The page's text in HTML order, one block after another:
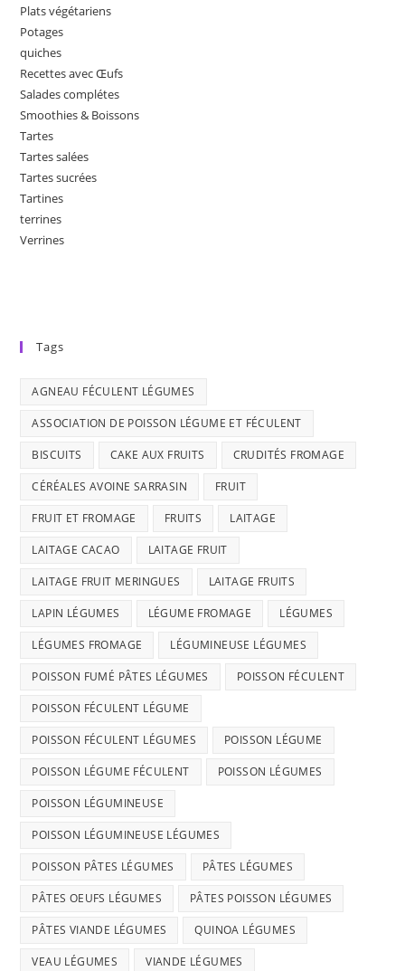
Plats végétariens
Potages
quiches
Recettes avec Œufs
Salades complétes
Smoothies & Boissons
Tartes
Tartes salées
Tartes sucrées
Tartines
terrines
Verrines
Tags
AGNEAU FÉCULENT LÉGUMES
ASSOCIATION DE POISSON LÉGUME ET FÉCULENT
BISCUITS CAKE AUX FRUITS CRUDITÉS FROMAGE
CÉRÉALES AVOINE SARRASIN FRUIT
FRUIT ET FROMAGE FRUITS LAITAGE
LAITAGE CACAO LAITAGE FRUIT
LAITAGE FRUIT MERINGUES LAITAGE FRUITS
LAPIN LÉGUMES LÉGUME FROMAGE LÉGUMES
LÉGUMES FROMAGE LÉGUMINEUSE LÉGUMES
POISSON FUMÉ PÂTES LÉGUMES POISSON FÉCULENT
POISSON FÉCULENT LÉGUME
POISSON FÉCULENT LÉGUMES POISSON LÉGUME
POISSON LÉGUME FÉCULENT POISSON LÉGUMES
POISSON LÉGUMINEUSE
POISSON LÉGUMINEUSE LÉGUMES
POISSON PÂTES LÉGUMES PÂTES LÉGUMES
PÂTES OEUFS LÉGUMES PÂTES POISSON LÉGUMES
PÂTES VIANDE LÉGUMES QUINOA LÉGUMES
VEAU LÉGUMES VIANDE LÉGUMES